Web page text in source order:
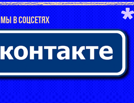
МЫ В СОЦСЕТЯХ